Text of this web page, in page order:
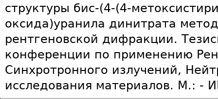
структуры бис-(4-(4-
оксида)уранила динитрата
рентгеновской дифракции.
конференции по применению
Синхротронного излучений,
исследования материалов. М.: -